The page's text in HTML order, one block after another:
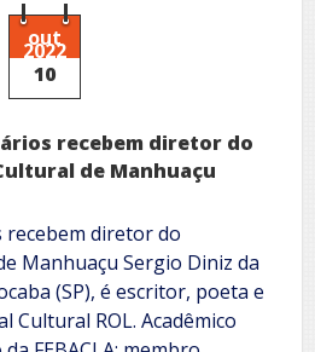
out
2022
10
recebem diretor do
de Manhuaçu
diretor do
Manhuaçu Sergio Diniz da
(SP), é escritor, poeta e
Cultural ROL. Acadêmico